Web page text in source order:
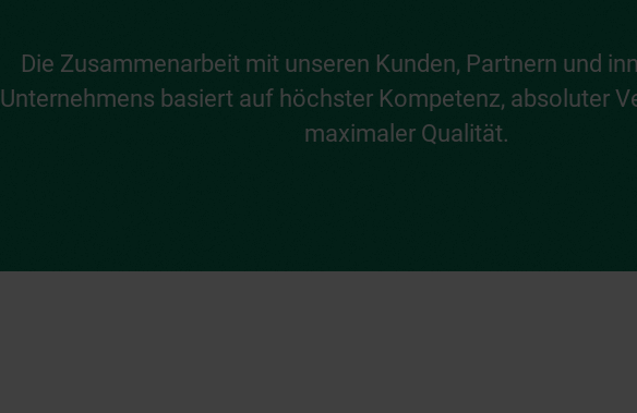
Die Zusammenarbeit mit unseren Kunden, Partnern und
Unternehmens basiert auf höchster Kompetenz, absoluter
maximaler Qualität.